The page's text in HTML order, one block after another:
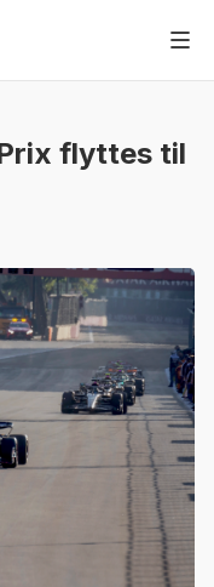
flyttes til